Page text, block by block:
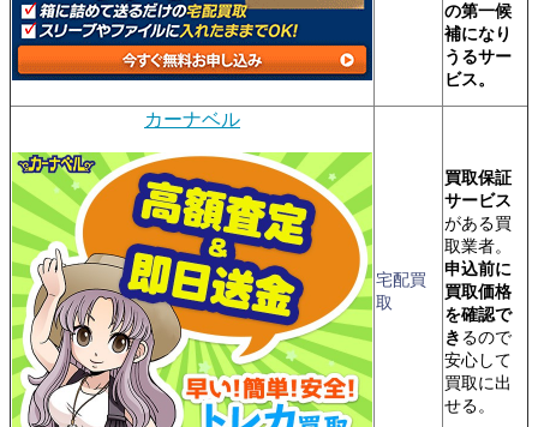
の第一候
補になり
うるサー
ビス。
カーナベル
宅配買
取
買取保証
サービス
がある買
取業者。
申込前に
買取価格
を確認で
き るので
安心して
買取に出
せる。